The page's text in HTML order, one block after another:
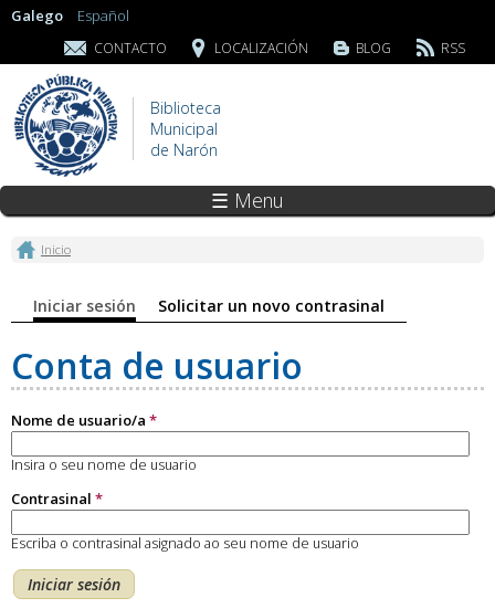
Galego Español
CONTACTO LOCALIZACIÓN BLOG RSS
Biblioteca
Municipal
de Narón
☰ Menu
Vostede está aquí
Inicio
Pestanas principais
Iniciar sesión (solapa activa)
Solicitar un novo contrasinal
Conta de usuario
Nome de usuario/a *
Insira o seu nome de usuario
Contrasinal *
Escriba o contrasinal asignado ao seu nome de usuario